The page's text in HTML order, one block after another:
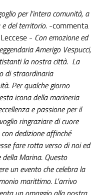
per l’intera comunità, a
del territorio. -commenta
- Con emozione ed
Amerigo Vespucci,
la nostra città. La
di straordinaria
Per qualche giorno
icona della marineria
e passione per il
ringraziare di cuore
dedizione affinché
fare rotta verso di noi ed
Marina. Questo
un evento che celebra la
marittimo. L'arrivo